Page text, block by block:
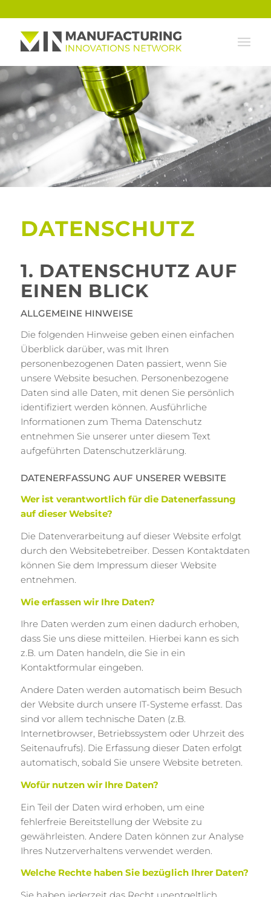
DATENSCHUTZ
1. DATENSCHUTZ AUF
EINEN BLICK
ALLGEMEINE HINWEISE
Die folgenden Hinweise geben einen einfachen
Überblick darüber, was mit Ihren
personenbezogenen Daten passiert, wenn Sie
unsere Website besuchen. Personenbezogene
Daten sind alle Daten, mit denen Sie persönlich
identifiziert werden können. Ausführliche
Informationen zum Thema Datenschutz
entnehmen Sie unserer unter diesem Text
aufgeführten Datenschutzerklärung.
DATENERFASSUNG AUF UNSERER WEBSITE
Wer ist verantwortlich für die Datenerfassung
auf dieser Website?
Die Datenverarbeitung auf dieser Website erfolgt
durch den Websitebetreiber. Dessen Kontaktdaten
können Sie dem Impressum dieser Website
entnehmen.
Wie erfassen wir Ihre Daten?
Ihre Daten werden zum einen dadurch erhoben,
dass Sie uns diese mitteilen. Hierbei kann es sich
z.B. um Daten handeln, die Sie in ein
Kontaktformular eingeben.
Andere Daten werden automatisch beim Besuch
der Website durch unsere IT-Systeme erfasst. Das
sind vor allem technische Daten (z.B.
Internetbrowser, Betriebssystem oder Uhrzeit des
Seitenaufrufs). Die Erfassung dieser Daten erfolgt
automatisch, sobald Sie unsere Website betreten.
Wofür nutzen wir Ihre Daten?
Ein Teil der Daten wird erhoben, um eine
fehlerfreie Bereitstellung der Website zu
gewährleisten. Andere Daten können zur Analyse
Ihres Nutzerverhaltens verwendet werden.
Welche Rechte haben Sie bezüglich Ihrer Daten?